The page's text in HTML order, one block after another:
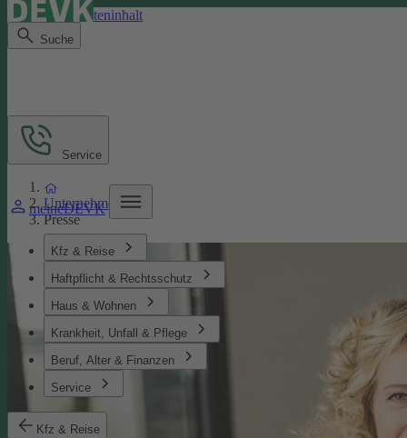
Direkt zum Seiteninhalt
Suche
meineDEVK
Kfz & Reise
Haftpflicht & Rechtsschutz
Haus & Wohnen
Krankheit, Unfall & Pflege
Beruf, Alter & Finanzen
Service
Kfz & Reise
Service
Unternehmen
Presse